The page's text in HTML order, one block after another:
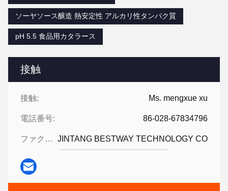
接触
接触: Ms. mengxue xu
電話番号: 86-028-67834796
ファクシミリ: JINTANG BESTWAY TECHNOLOGY CO
ソーヤソース醸造 熱安定性 アルカリ性タンパク質
pH 5.5 食品用カタラース